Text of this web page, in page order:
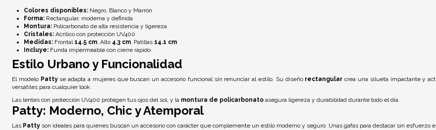
Colores disponibles: Negro, Blanco y Marrón
Forma: Rectangular, moderna y definida
Montura: Policarbonato de alta resistencia y ligereza
Cristales: Acrílico con protección UV400
Medidas: Frontal 14.5 cm, Alto 4.3 cm, Patillas 14.1 cm
Incluye: Funda impermeable con cierre rápido
Estilo Urbano y Funcionalidad
El modelo Patty se adapta a mujeres que buscan un accesorio funcional sin renunciar al estilo. Su diseño rectangular crea una silueta impactante y
versátiles para cualquier look.
Las lentes con protección UV400 protegen tus ojos del sol, y la montura de policarbonato asegura ligereza y durabilidad durante todo el día.
Patty: Moderno, Chic y Atemporal
Las Patty son ideales para quienes buscan un accesorio con carácter que complemente un estilo moderno y seguro. Unas gafas para destacar sin esfuerzo